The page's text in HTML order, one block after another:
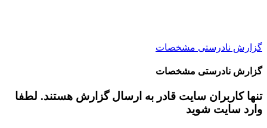
گزارش نادرستی مشخصات
گزارش نادرستی مشخصات
تنها کاربران سایت قادر به ارسال گزارش هستند. لطفا
وارد سایت شوید